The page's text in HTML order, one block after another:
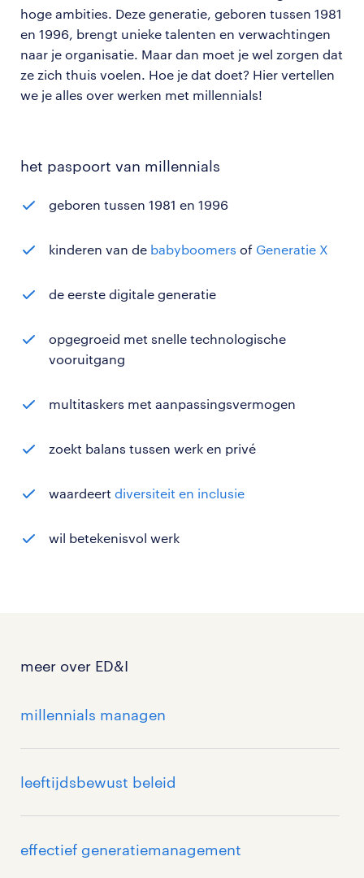
hoge ambities. Deze generatie, geboren tussen 1981
en 1996, brengt unieke talenten en verwachtingen
naar je organisatie. Maar dan moet je wel zorgen dat
ze zich thuis voelen. Hoe je dat doet? Hier vertellen
we je alles over werken met millennials!
het paspoort van millennials
geboren tussen 1981 en 1996
kinderen van de babyboomers of Generatie X
de eerste digitale generatie
opgegroeid met snelle technologische
vooruitgang
multitaskers met aanpassingsvermogen
zoekt balans tussen werk en privé
waardeert diversiteit en inclusie
wil betekenisvol werk
meer over ED&I
millennials managen
leeftijdsbewust beleid
effectief generatiemanagement